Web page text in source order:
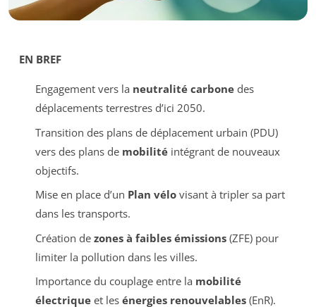
EN BREF
Engagement vers la neutralité carbonedes
déplacements terrestres d’ici 2050.
Transition des plans de déplacement urbain (PDU)
vers des plans de mobilitéintégrant de nouveaux
objectifs.
Mise en place d’un Plan vélovisant à tripler sa part
dans les transports.
Création de zones à faibles émissions(ZFE) pour
limiter la pollution dans les villes.
Importance du couplage entre la mobilité
électriqueet les énergies renouvelables(EnR).